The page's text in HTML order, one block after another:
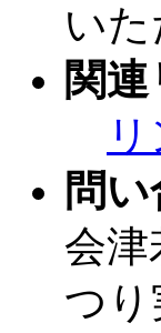
いた
関
問
会津
つり